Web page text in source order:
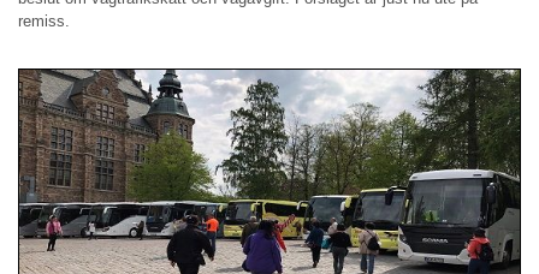
remiss.